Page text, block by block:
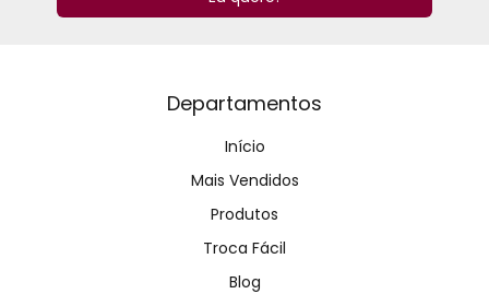
Departamentos
Início
Mais Vendidos
Produtos
Troca Fácil
Blog